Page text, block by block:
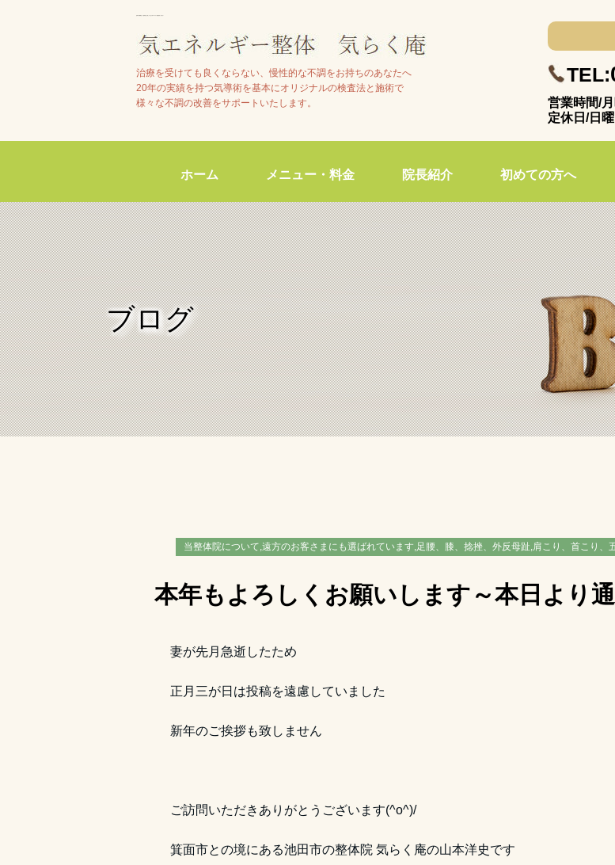
治療を受けても良くならない、慢性的な不調をお持ちのあなたへ
20年の実績を持つ気導術を基本にオリジナルの検査法と施術で
様々な不調の改善をサポートいたします。
TEL:
営業時間/
定休日/日
ホーム メニュー・料金 院長紹介 初めての方へ
ブログ
当整体院について,遠方のお客さまにも選ばれています,足腰、膝、捻挫、外反母趾,肩こり、首こり、
本年もよろしくお願いします～本日より
妻が先月急逝したため
正月三が日は投稿を遠慮していました
新年のご挨拶も致しません
ご訪問いただきありがとうございます(^o^)/
箕面市との境にある池田市の整体院 気らく庵の山本洋史です